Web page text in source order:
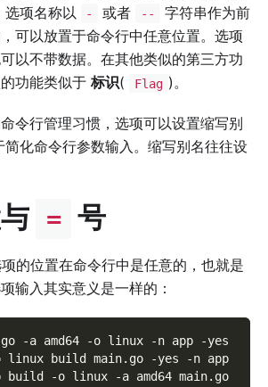
选项名称以 - 或者 --
字符串作为前
可以放置于命令行中任意位置。选项
以不带数据。在其他类似的第三方功
功能类似于 标识( Flag )。
令行管理习惯，选项可以设置缩写别
简化命令行参数输入。缩写别名往往设
= 号
的位置在命令行中是任意的，也就是
输入其实意义是一样的：
-a amd64 -o linux -n app
-yes
linux build main.go -yes -n app
build -o linux -a amd64 main.go